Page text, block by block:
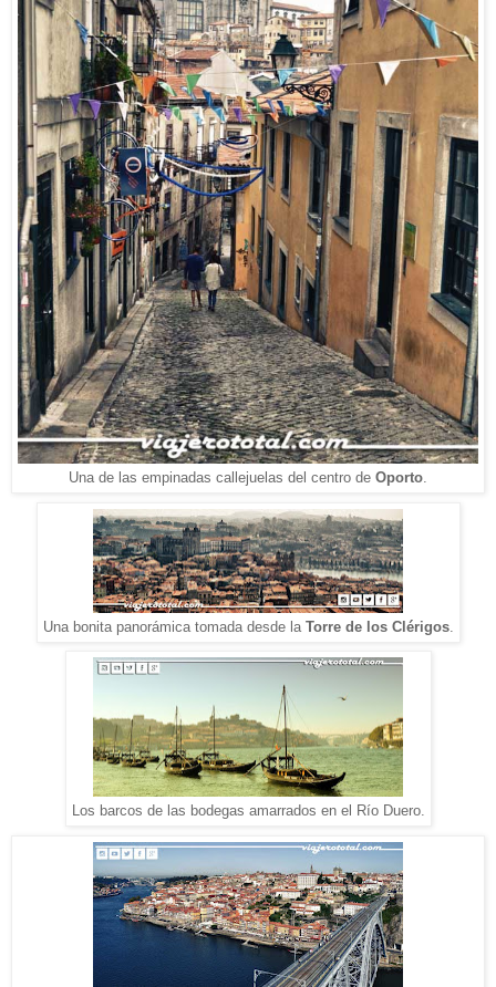
Una de las empinadas callejuelas del centro de Oporto
Una bonita panorámica tomada desde la Torre de los Clérigos.
Los barcos de las bodegas amarrados en el Río Duero.